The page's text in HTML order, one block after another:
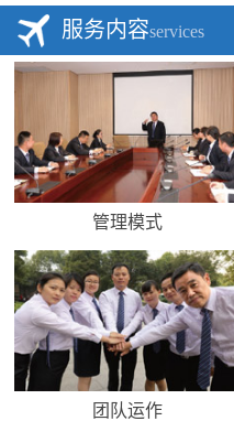
服务内容services
管理模式
团队运作